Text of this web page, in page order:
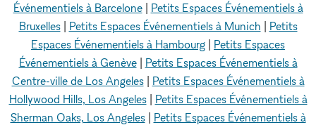
Événementiels à Barcelone| Petits Espaces Événementiels à
Bruxelles| Petits Espaces Événementiels à Munich
Petits
Espaces Événementiels à Hambourg
Petits Espaces
Événementiels à Genève| Petits Espaces Événementiels à
Centre-ville de Los Angeles| Petits Espaces Événementiels à
Hollywood Hills, Los Angeles| Petits Espaces Événementiels à
Sherman Oaks, Los Angeles| Petits Espaces Événementiels à